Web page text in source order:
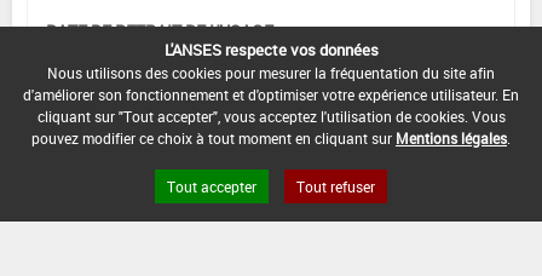
DATE DE RETRAIT DE L'USAGE :
DATE DE FIN DE DISTRIBUTION :
30/04/2008
DATE DE FIN D'UTILISATION :
L'ANSES respecte vos données
Nous utilisons des cookies pour mesurer la fréquentation du site afin
d'améliorer son fonctionnement et d'optimiser votre expérience utilisateur. En
cliquant sur "Tout accepter", vous acceptez l'utilisation de cookies. Vous
pouvez modifier ce choix à tout moment en cliquant sur Mentions légales
Tout accepter Tout refuser